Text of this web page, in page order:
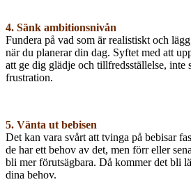
4. Sänk ambitionsnivån
Fundera på vad som är realistiskt och
när du planerar din dag. Syftet med att
att ge dig glädje och tillfredsställelse, inte
frustration.
5. Vänta ut bebisen
Det kan vara svårt att tvinga på bebisar
de har ett behov av det, men förr eller
bli mer förutsägbara. Då kommer det bli
dina behov.